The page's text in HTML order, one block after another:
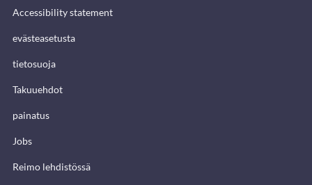
Accessibility statement
evästeasetusta
tietosuoja
Takuuehdot
painatus
Jobs
Reimo lehdistössä